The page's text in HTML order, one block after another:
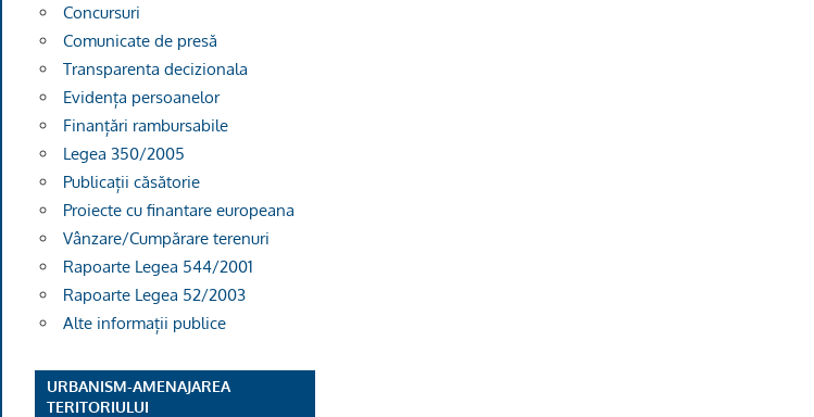
Concursuri
Comunicate de presă
Transparenta decizionala
Evidența persoanelor
Finanțări rambursabile
Legea 350/2005
Publicații căsătorie
Proiecte cu finantare europeana
Vânzare/Cumpărare terenuri
Rapoarte Legea 544/2001
Rapoarte Legea 52/2003
Alte informații publice
URBANISM-AMENAJAREA
TERITORIULUI